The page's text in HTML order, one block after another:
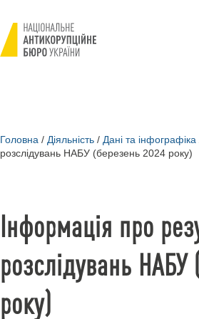
Головна / Діяльність / Дані та інфографіка
розслідувань НАБУ (березень 2024 року)
Інформація про
розслідувань
року)